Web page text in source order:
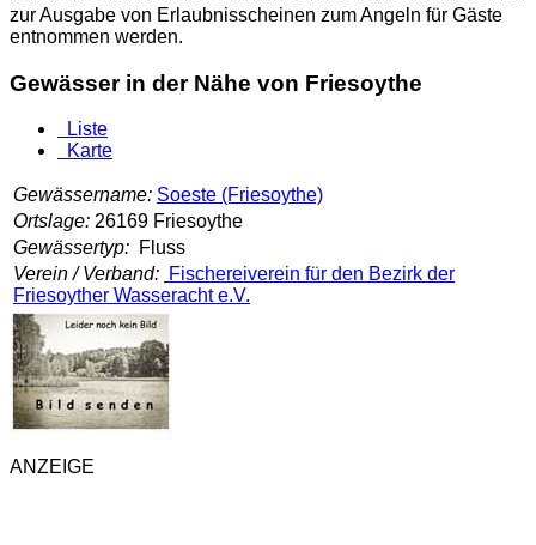
zur Ausgabe von Erlaubnisscheinen zum Angeln für Gäste
entnommen werden.
Gewässer in der Nähe von Friesoythe
Liste
Karte
Gewässername: Soeste (Friesoythe)
Ortslage: 26169 Friesoythe
Gewässertyp: Fluss
Verein / Verband: Fischereiverein für den Bezirk der
Friesoyther Wasseracht e.V.
ANZEIGE